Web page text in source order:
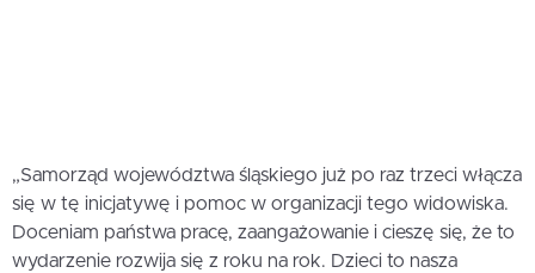
„Samorząd województwa śląskiego już po raz trzeci włącza
się w tę inicjatywę i pomoc w organizacji tego widowiska.
Doceniam państwa pracę, zaangażowanie i cieszę się, że to
wydarzenie rozwija się z roku na rok. Dzieci to nasza